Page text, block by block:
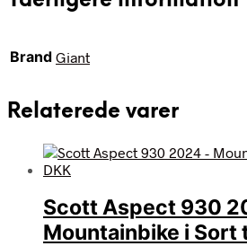
Brand Giant
Relaterede varer
Scott Aspect 930
Mountainbike i Sort